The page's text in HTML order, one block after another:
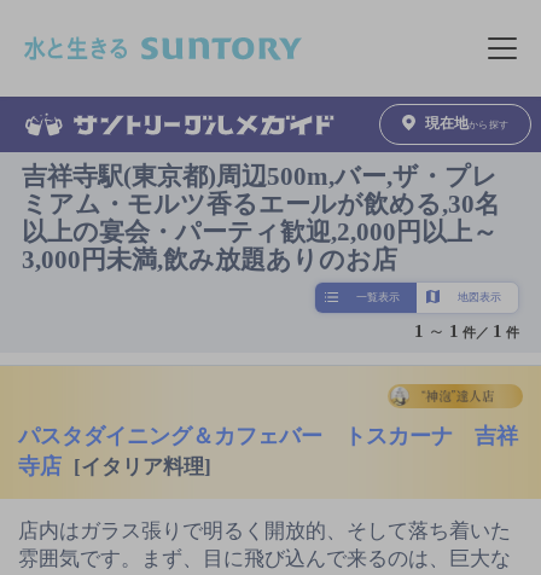
メニュ
現在地から探す
吉祥寺駅(東京都)周辺500m,バー,ザ・プレ
ミアム・モルツ香るエールが飲める,30名
以上の宴会・パーティ歓迎,2,000円以上～
3,000円未満,飲み放題ありのお店
一覧表示 地図表示
1 ～ 1 件／ 1 件
パスタダイニング＆カフェバー トスカーナ 吉祥
寺店 [イタリア料理]
店内はガラス張りで明るく開放的、そして落ち着いた
雰囲気です。まず、目に飛び込んで来るのは、巨大な